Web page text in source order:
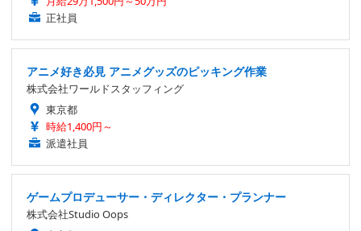
正社員
アニメ好き必見 アニメグッズのピッキング作業
株式会社ワールドスタッフィング
東京都
時給1,400円～
派遣社員
ゲームプロデューサー・ディレクター・プランナー
株式会社Studio Oops